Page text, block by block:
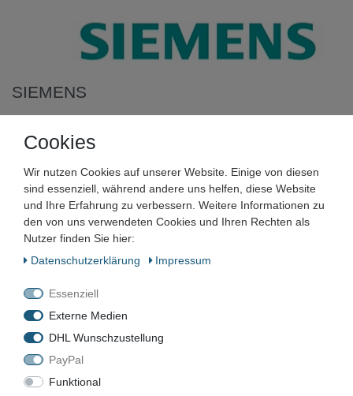
SIEMENS
Siemens 3RH1911-1FA40
Artikelnummer:
Zustand:
VN-2069
Gebraucht
Cookies
Wir nutzen Cookies auf unserer Website. Einige von diesen
sind essenziell, während andere uns helfen, diese Website
und Ihre Erfahrung zu verbessern. Weitere Informationen zu
den von uns verwendeten Cookies und Ihren Rechten als
Nutzer finden Sie hier:
Daten­schutz­erklärung
Impressum
Essenziell
Externe Medien
DHL Wunschzustellung
PayPal
Funktional